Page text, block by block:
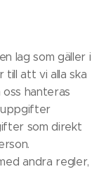
lag som gäller i
till att vi alla ska
hanteras
som direkt
andra regler,